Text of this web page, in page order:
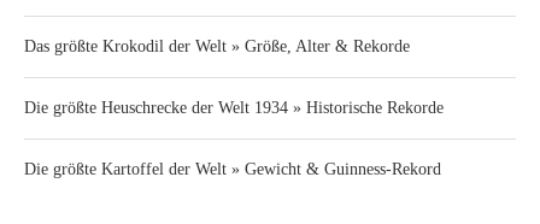
Das größte Krokodil der Welt » Größe, Alter & Rekorde
Die größte Heuschrecke der Welt 1934 » Historische Rekorde
Die größte Kartoffel der Welt » Gewicht & Guinness-Rekord